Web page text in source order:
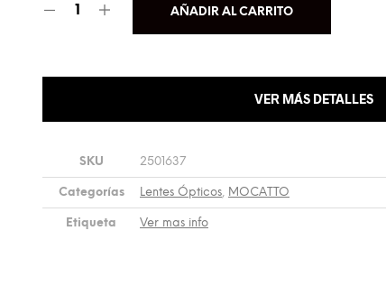
AÑADIR AL CARRITO
VER MÁS DETALLES
SKU 2501637
Categorías Lentes Ópticos MOCATTO
Etiqueta Ver mas info